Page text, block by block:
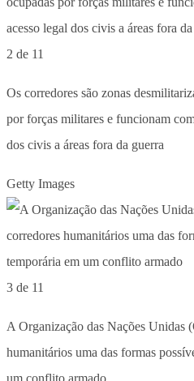
2 de 11
Os corredores são zonas
por forças militares e funcionam
dos civis a áreas fora da guerra
Getty Images
3 de 11
A Organização das Nações Unidas
humanitários uma das formas
um conflito armado